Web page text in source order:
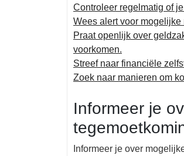
Controleer regelmatig of
Wees alert voor
Praat openlijk over
voorkomen.
Streef naar financiële
Zoek naar manieren om
Informeer je
Informeer je over